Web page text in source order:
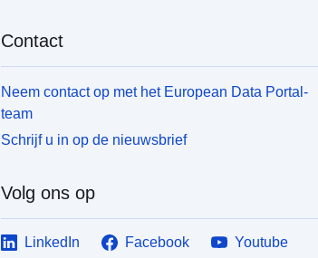
Contact
Neem contact op met het European Data Portal-
team
Schrijf u in op de nieuwsbrief
Volg ons op
LinkedIn Facebook
Youtube